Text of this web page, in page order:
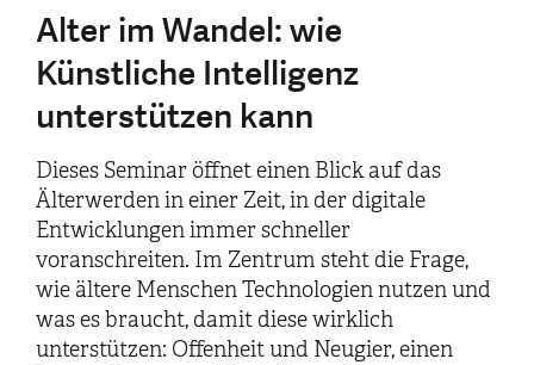
Alter im Wandel: wie
Künstliche Intelligenz
unterstützen kann
Dieses Seminar öffnet einen Blick auf das
Älterwerden in einer Zeit, in der digitale
Entwicklungen immer schneller
voranschreiten. Im Zentrum steht die Frage,
wie ältere Menschen Technologien nutzen und
was es braucht, damit diese wirklich
unterstützen: Offenheit und Neugier, einen